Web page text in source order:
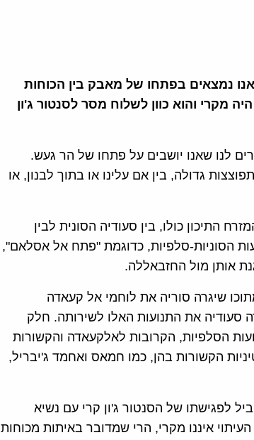
נמצאים בפתחו של מאבק בין הכוחות
מקרי והוא כוון לשלוח מסר לסנטור ג'ון
לנו שאנו יושבים על פתחו של הר געש.
גדולה, בין אם עלינו או בתוך לבנון, או
התיכון כולו, בין סעודיה הסונית לבין
הסוניות-סלפיות, כדוגמת "פתח אל אסלאם",
אותן מול החזבאללה.
שיגרה סוריה את לוחמי אל קעאדה
סעודיה את התנועות האלו לשירותה. חלק
הסלפיות, הקרובות לאלקעאדה והקשורות
הקשורות בהן, כמו חמאס ואחמד ג'יבריל,
לפגישתו של הסנטור ג'ון קרי עם נשיא
איננו מקרי, הרי שמדובר באיתות מכוחות